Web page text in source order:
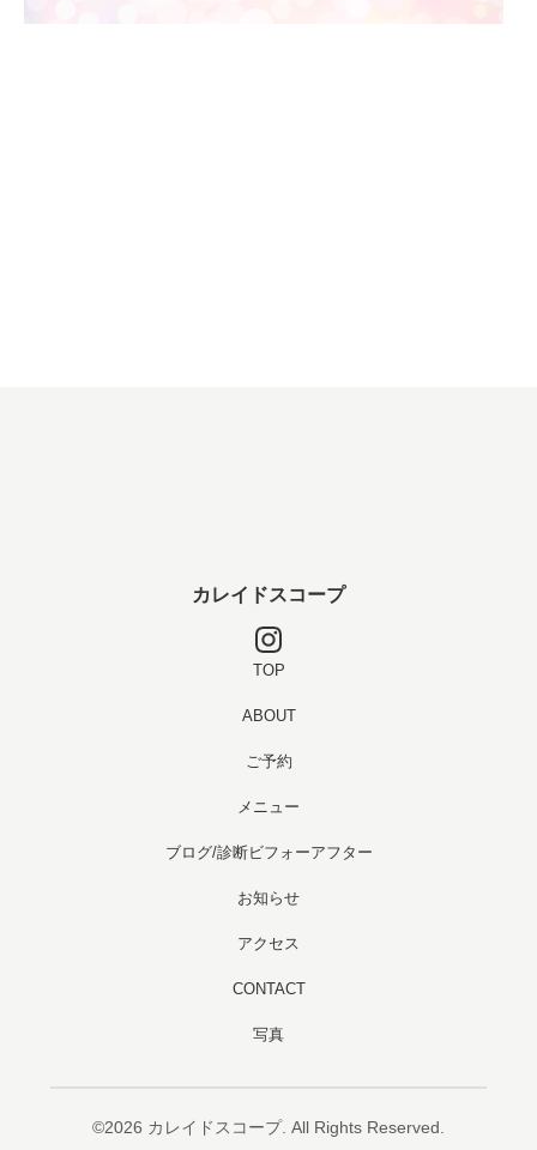
カレイドスコープ
TOP
ABOUT
ご予約
メニュー
ブログ/診断ビフォーアフター
お知らせ
アクセス
CONTACT
写真
©2026 カレイドスコープ. All Rights Reserved.